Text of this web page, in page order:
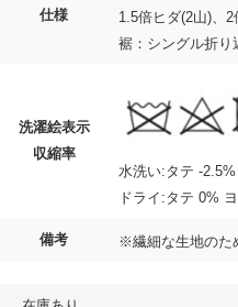
仕様
1.5倍ヒダ(2山)、
裾：シングル折り
洗濯絵表示
収縮率
水洗い:タテ -
ドライ:タテ 0%
備考 ※繊細な生地のた